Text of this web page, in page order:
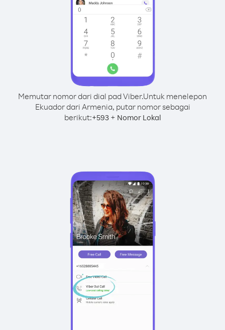
Memutar nomor dari dial pad Viber.Untuk menelepon
Ekuador dari Armenia, putar nomor sebagai
berikut:+593+ Nomor Lokal